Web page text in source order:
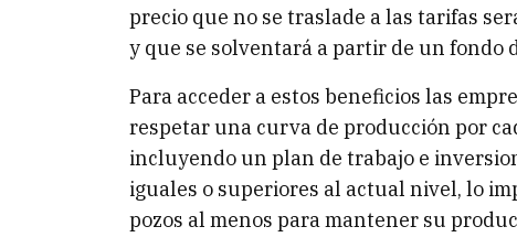
precio que no se traslade a las tarifas
y que se solventará a partir de un fondo
Para acceder a estos beneficios las
respetar una curva de producción por
incluyendo un plan de trabajo e
iguales o superiores al actual nivel, lo
pozos al menos para mantener su